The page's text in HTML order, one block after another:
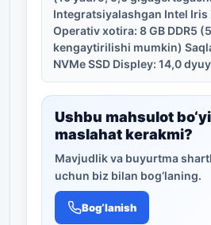
Integratsiyalashgan Intel Iris
Operativ xotira: 8 GB DDR5
kengaytirilishi mumkin)
NVMe SSD Displey: 14,0
Ushbu mahsulot
maslahat kerakmi?
Mavjudlik va buyurtma
uchun biz bilan bog‘laning.
Bog‘lanish